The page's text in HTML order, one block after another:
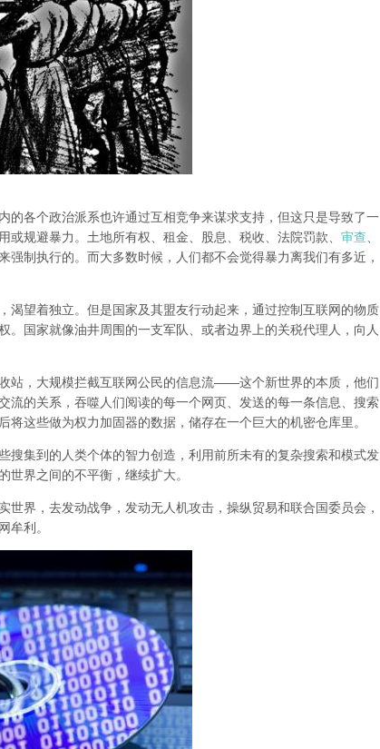
的各个政治派系也许通过互相竞争来谋求支持，但这只是导致了一
规避暴力。土地所有权、租金、股息、税收、法院罚款、 审查
强制执行的。而大多数时候，人们都不会觉得暴力离我们有多近，
渴望着独立。但是国家及其盟友行动起来，通过控制互联网的物质
。国家就像油井周围的一支军队、或者边界上的关税代理人，向人
站，大规模拦截互联网公民的信息流——这个新世界的本质，他们
流的关系，吞噬人们阅读的每一个网页、发送的每一条信息、搜索
将这些做为权力加固器的数据，储存在一个巨大的机密仓库里。
搜集到的人类个体的智力创造，利用前所未有的复杂搜索和模式发
世界之间的不平衡，继续扩大。
世界，去发动战争，发动无人机攻击，操纵贸易和联合国委员会，
牟利。